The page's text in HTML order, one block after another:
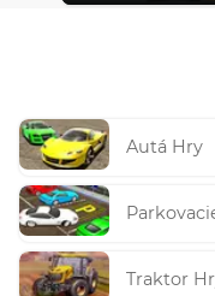
Autá Hry
Traktor